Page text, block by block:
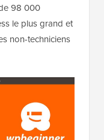
98 000
le plus grand et
non-techniciens